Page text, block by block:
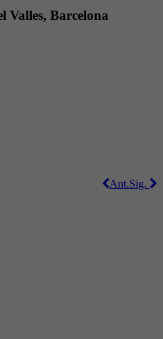
Valles, Barcelona
Sig.
Ant.